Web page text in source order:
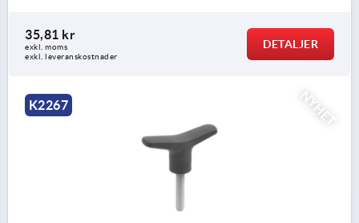
35,81 kr
exkl. moms
exkl. leveranskostnader
DETALJER
NYHET
K2267